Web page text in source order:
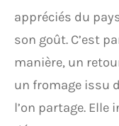
appréciés du
son goût. C’est
manière, un
un fromage issu
l’on partage.